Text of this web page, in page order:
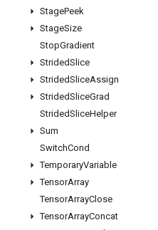
StagePeek
StageSize
StopGradient
StridedSlice
StridedSliceAssign
StridedSliceGrad
StridedSliceHelper
Sum
SwitchCond
TemporaryVariable
TensorArray
TensorArrayClose
TensorArrayConcat